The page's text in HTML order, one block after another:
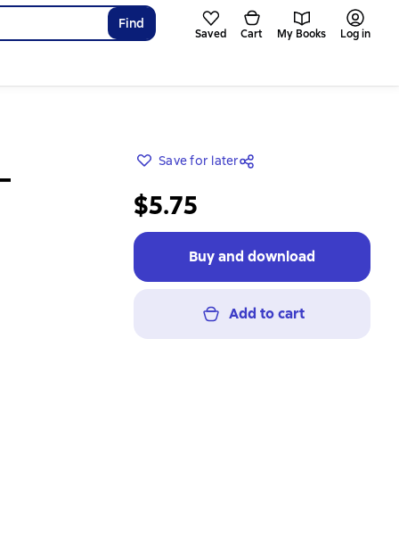
Find
Saved Cart My Books Log in
Save for later
$5.75
Buy and download
Add to cart